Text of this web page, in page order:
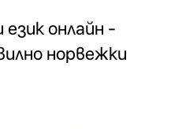
онлайн -
норвежки